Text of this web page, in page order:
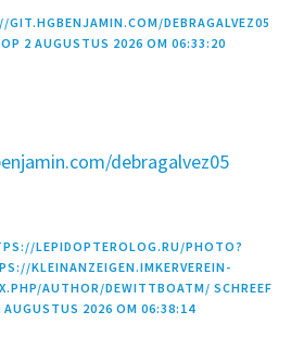
DEBRAGALVEZ05
2 AUGUSTUS 2026 OM 06:33:20
debragalvez05
LEPIDOPTEROLOG.RU/PHOTO?
KLEINANZEIGEN.IMKERVEREIN-
AUTHOR/DEWITTBOATM/ SCHREEF
AUGUSTUS 2026 OM 06:38:14